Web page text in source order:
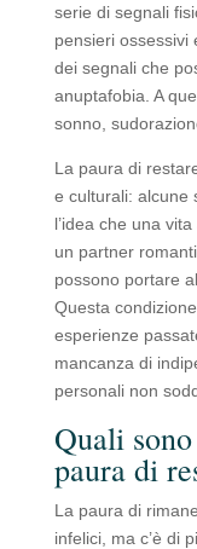
serie di segnali
pensieri ossessivi
dei segnali che
anuptafobia. A
sonno,
La paura di
e culturali: alcune
l’idea che una
un partner
possono portare
Questa
esperienze
mancanza di
personali non
Quali
paura di
La paura di
infelici, ma c’è di